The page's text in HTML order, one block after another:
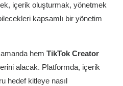
içerik oluşturmak, yönetmek
kapsamlı bir yönetim
hem TikTok Creator
alacak. Platformda, içerik
hedef kitleye nasıl